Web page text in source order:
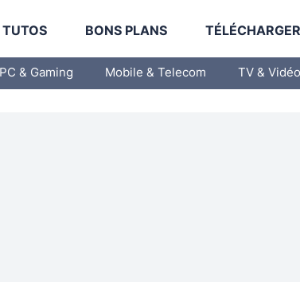
TUTOS BONS PLANS
PC & Gaming Mobile & Telecom TV & Vidéo